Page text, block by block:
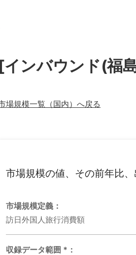
[インバウンド(福
場規模一覧（国内）へ戻る
市場規模の値、その前年比
市場規模定義：
訪日外国人旅行消費額
収録データ範囲 * ：